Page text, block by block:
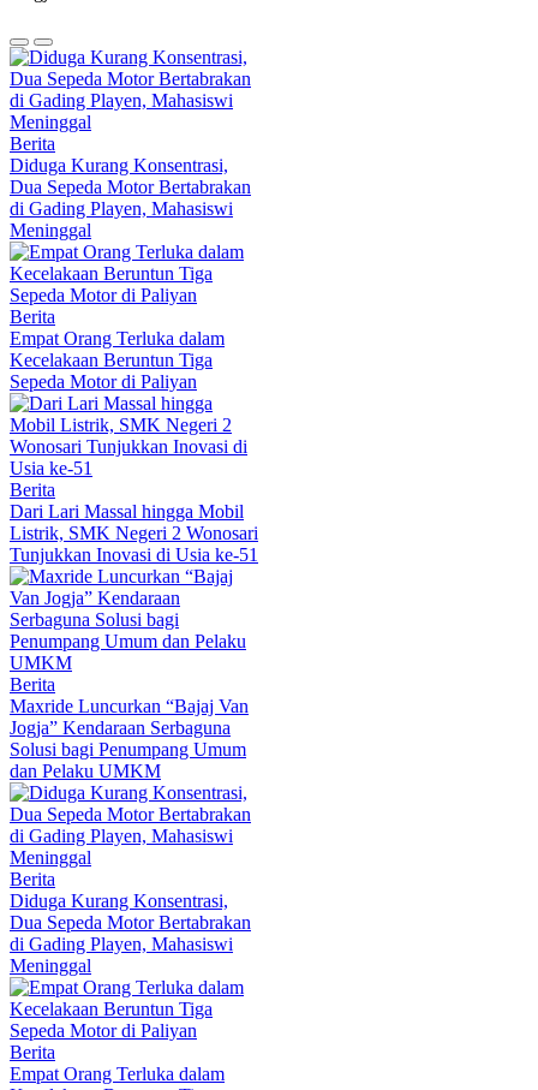
Berita
Diduga Kurang Konsentrasi,
Dua Sepeda Motor Bertabrakan
di Gading Playen, Mahasiswi
Meninggal
Berita
Empat Orang Terluka dalam
Kecelakaan Beruntun Tiga
Sepeda Motor di Paliyan
Berita
Dari Lari Massal hingga Mobil
Listrik, SMK Negeri 2 Wonosari
Tunjukkan Inovasi di Usia ke-51
Berita
Maxride Luncurkan “Bajaj Van
Jogja” Kendaraan Serbaguna
Solusi bagi Penumpang Umum
dan Pelaku UMKM
Berita
Diduga Kurang Konsentrasi,
Dua Sepeda Motor Bertabrakan
di Gading Playen, Mahasiswi
Meninggal
Berita
Empat Orang Terluka dalam